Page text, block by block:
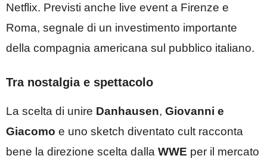
Netflix. Previsti anche live event a Firenze e
Roma, segnale di un investimento importante
della compagnia americana sul pubblico italiano.
Tra nostalgia e spettacolo
La scelta di unire Danhausen, Giovanni e
Giacomo e uno sketch diventato cult racconta
bene la direzione scelta dalla WWE per il mercato